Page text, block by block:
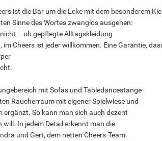
ist die Bar um die Ecke mit dem besonderem
Sinne des Wortes zwanglos ausgehen:
– ob gepflegte Alltagskleidung
Cheers ist jeder willkommen. Eine Garantie,
mit Sofas und Tabledancestange
Raucherraum mit eigener Spielwiese und
ergänzt. So kann man sich auch dezent
In jedem Detail erkennt man die
und Gert, dem netten Cheers-Team.